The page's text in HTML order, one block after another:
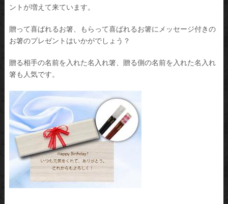
ントが増えて来ています。
贈って喜ばれるお箸、もらって喜ばれるお箸にメッセージ付きの
お箸のプレゼントはいかがでしょう？
贈る相手の名前を入れた名入れ箸、贈る側の名前を入れた名入れ
箸も人気です。